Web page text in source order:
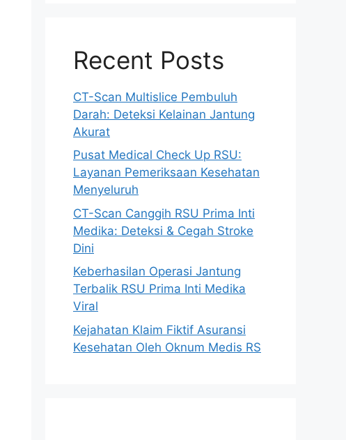
Recent Posts
CT-Scan Multislice Pembuluh
Darah: Deteksi Kelainan Jantung
Akurat
Pusat Medical Check Up RSU:
Layanan Pemeriksaan Kesehatan
Menyeluruh
CT-Scan Canggih RSU Prima Inti
Medika: Deteksi & Cegah Stroke
Dini
Keberhasilan Operasi Jantung
Terbalik RSU Prima Inti Medika
Viral
Kejahatan Klaim Fiktif Asuransi
Kesehatan Oleh Oknum Medis RS